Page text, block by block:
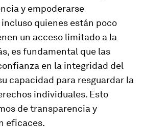
y empoderarse
quienes están poco
un acceso limitado a la
es fundamental que las
en la integridad del
capacidad para resguardar la
individuales. Esto
de transparencia y
eficaces.